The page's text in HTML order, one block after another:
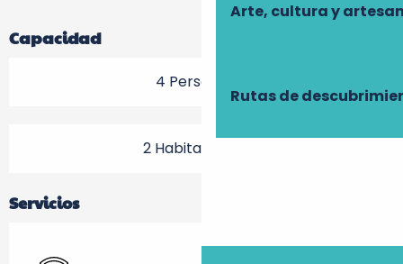
Arte, cultura y
Rutas de
Capacidad
4 Persona(s)
2 Habitación(es)
Servicios